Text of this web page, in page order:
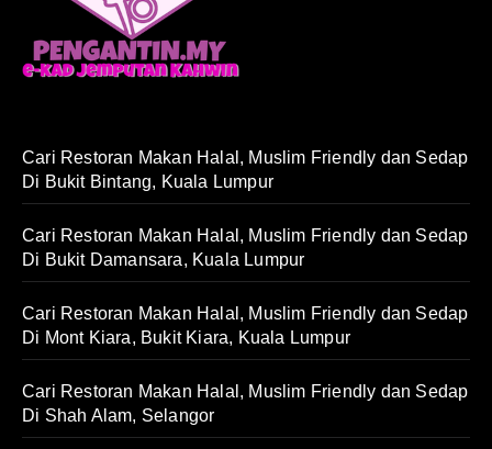
Cari Restoran Makan Halal, Muslim Friendly dan Sedap
Di Bukit Bintang, Kuala Lumpur
Cari Restoran Makan Halal, Muslim Friendly dan Sedap
Di Bukit Damansara, Kuala Lumpur
Cari Restoran Makan Halal, Muslim Friendly dan Sedap
Di Mont Kiara, Bukit Kiara, Kuala Lumpur
Cari Restoran Makan Halal, Muslim Friendly dan Sedap
Di Shah Alam, Selangor